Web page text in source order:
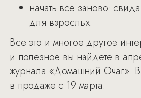
начать все заново:
для взрослых.
Все это и многое другое
и полезное вы найдете в
журнала «Домашний Очаг».
в продаже с 19 марта.